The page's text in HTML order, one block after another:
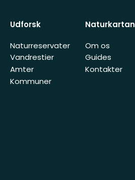
Udforsk
Naturreservater
Vandrestier
Amter
Kommuner
Naturkartan
Om os
Guides
Kontakter